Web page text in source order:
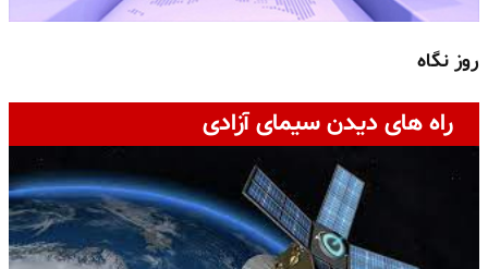
روز نگاه
راه های دیدن سیمای آزادی